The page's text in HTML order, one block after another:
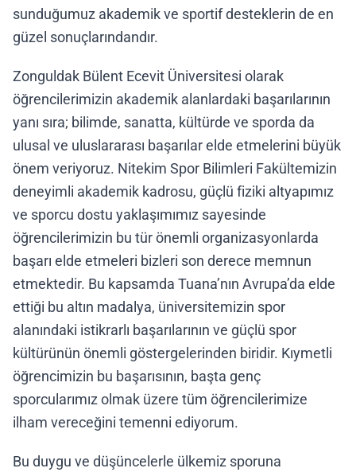
sunduğumuz akademik ve sportif desteklerin de en
güzel sonuçlarındandır.
Zonguldak Bülent Ecevit Üniversitesi olarak
öğrencilerimizin akademik alanlardaki başarılarının
yanı sıra; bilimde, sanatta, kültürde ve sporda da
ulusal ve uluslararası başarılar elde etmelerini büyük
önem veriyoruz. Nitekim Spor Bilimleri Fakültemizin
deneyimli akademik kadrosu, güçlü fiziki altyapımız
ve sporcu dostu yaklaşımımız sayesinde
öğrencilerimizin bu tür önemli organizasyonlarda
başarı elde etmeleri bizleri son derece memnun
etmektedir. Bu kapsamda Tuana’nın Avrupa’da elde
ettiği bu altın madalya, üniversitemizin spor
alanındaki istikrarlı başarılarının ve güçlü spor
kültürünün önemli göstergelerinden biridir. Kıymetli
öğrencimizin bu başarısının, başta genç
sporcularımız olmak üzere tüm öğrencilerimize
ilham vereceğini temenni ediyorum.
Bu duygu ve düşüncelerle ülkemiz sporuna